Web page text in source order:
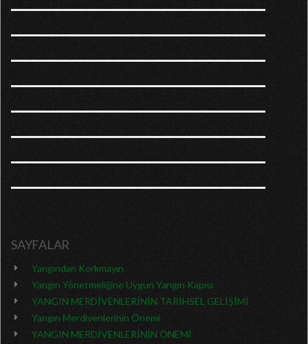
SAYFALAR
Yangından Korkmayın
Yangın Yönetmeliğine Uygun Yangın Kapısı
YANGIN MERDİVENLERİNİN TARİHSEL GELİŞİMİ
Yangın Merdivenlerinin Önemi
YANGIN MERDİVENLERİNİN ÖNEMİ